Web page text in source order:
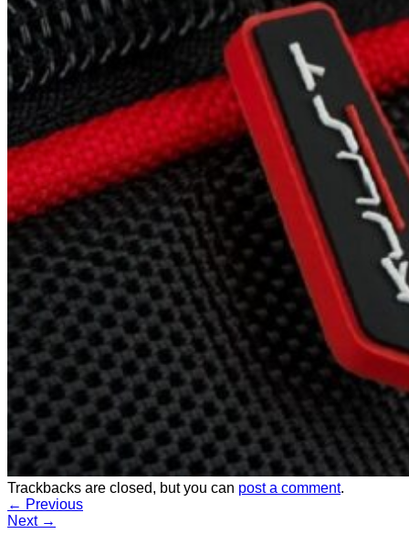
Trackbacks are closed, but you can post a comment.
← Previous
Next →